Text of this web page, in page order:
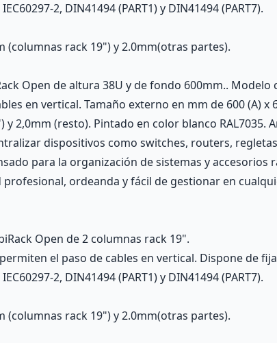
2, DIN41494 (PART1) y DIN41494 (PART7).
(columnas rack 19") y 2.0mm(otras partes).
Open de altura 38U y de fondo 600mm..
en vertical. Tamaño externo en mm de 600 (A) x
y 2,0mm (resto). Pintado en color blanco RAL7035.
dispositivos como switches, routers,
para la organización de sistemas y
ordeanda y fácil de gestionar en
Open de 2 columnas rack 19".
el paso de cables en vertical. Dispone de
2, DIN41494 (PART1) y DIN41494 (PART7).
(columnas rack 19") y 2.0mm(otras partes).